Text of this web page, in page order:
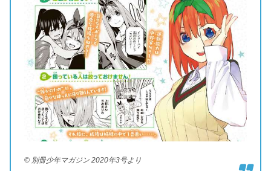
© 別冊少年マガジン 2020年3号より